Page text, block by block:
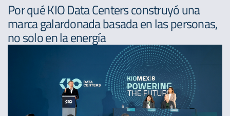
Por qué KIO Data Centers construyó una
marca galardonada basada en las personas,
no solo en la energía